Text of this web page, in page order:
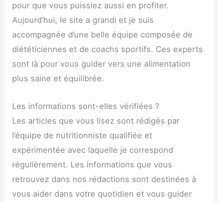
pour que vous puissiez aussi en profiter.
Aujourd’hui, le site a grandi et je suis
accompagnée d’une belle équipe composée de
diététiciennes et de coachs sportifs. Ces experts
sont là pour vous guider vers une alimentation
plus saine et équilibrée.
Les informations sont-elles vérifiées ?
Les articles que vous lisez sont rédigés par
l’équipe de nutritionniste qualifiée et
expérimentée avec laquelle je correspond
régulièrement. Les informations que vous
retrouvez dans nos rédactions sont destinées à
vous aider dans votre quotidien et vous guider